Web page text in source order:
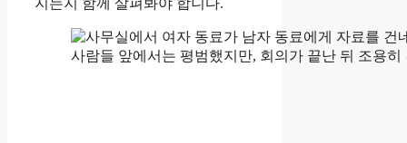
사람들 앞에서는 평범했지만, 회의가 끝난 뒤 조용